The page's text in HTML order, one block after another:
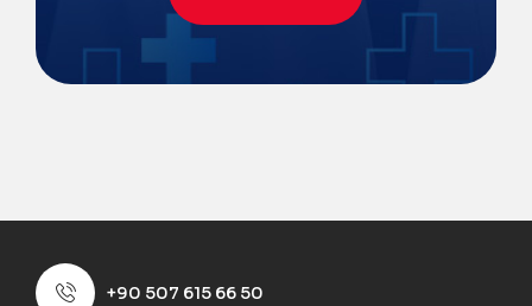
+90 507 615 66 50